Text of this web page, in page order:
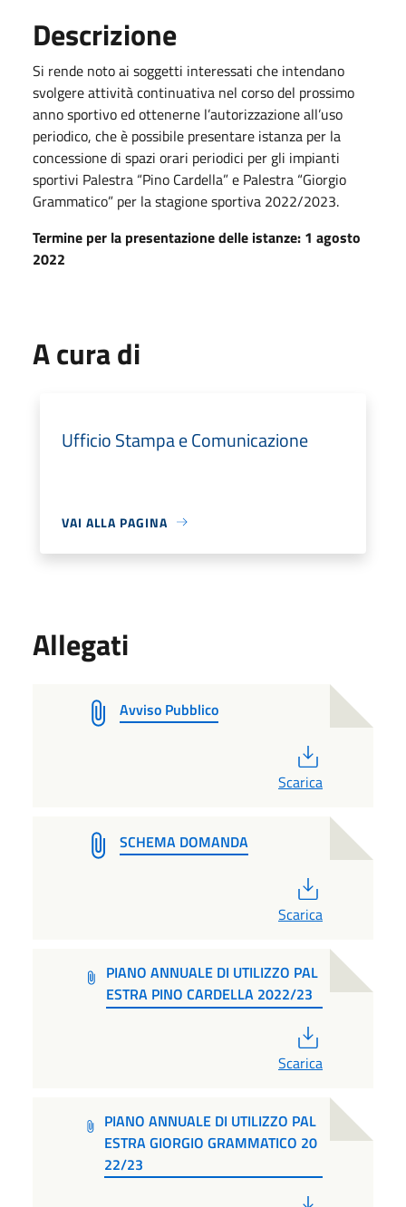
Descrizione
Si rende noto ai soggetti interessati che intendano
svolgere attività continuativa nel corso del prossimo
anno sportivo ed ottenerne l’autorizzazione all’uso
periodico, che è possibile presentare istanza per la
concessione di spazi orari periodici per gli impianti
sportivi Palestra “Pino Cardella” e Palestra “Giorgio
Grammatico” per la stagione sportiva 2022/2023.
Termine per la presentazione delle istanze: 1 agosto
2022
A cura di
Ufficio Stampa e Comunicazione
VAI ALLA PAGINA
Allegati
Avviso Pubblico
Scarica
SCHEMA DOMANDA
Scarica
PIANO ANNUALE DI UTILIZZO PAL
ESTRA PINO CARDELLA 2022/23
Scarica
PIANO ANNUALE DI UTILIZZO PAL
ESTRA GIORGIO GRAMMATICO 20
22/23